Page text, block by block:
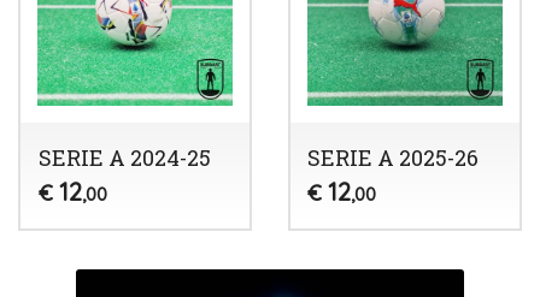
SERIE A 2024-25
€ 12,00
SERIE A 2025-26
€ 12,00